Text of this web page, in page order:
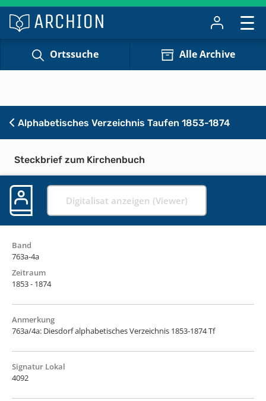
Ortssuche Alle Archive
Alphabetisches Verzeichnis Taufen 1853-1874
Steckbrief zum Kirchenbuch
Digitalisat anzeigen (Viewer)
Band
763a-4a
Zeitraum
1853 - 1874
Anmerkung
763a/4a: Diesdorf alphabetisches Verzeichnis 1853-1874 Tf
Signatur Lokal
4092